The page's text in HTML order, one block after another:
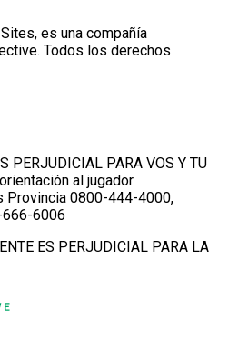
es una compañía
Todos los derechos
PERJUDICIAL PARA VOS Y TU
al jugador
Provincia 0800-444-4000,
666-6006
ES PERJUDICIAL PARA LA